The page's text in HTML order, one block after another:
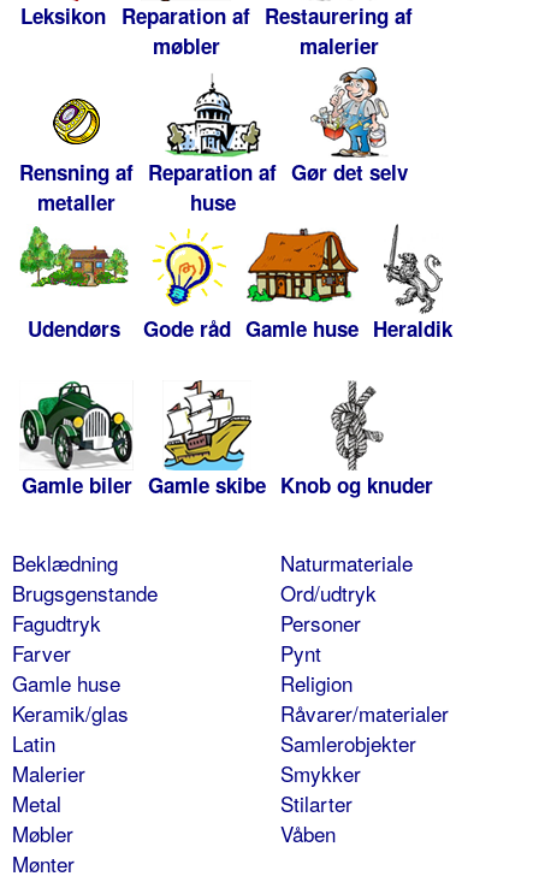
Leksikon Reparation af
møbler
Restaurering af
malerier
Rensning af
metaller
Reparation af
huse
Gør det selv
Udendørs Gode råd Gamle huse Heraldik
Gamle biler Gamle skibe Knob og knuder
Beklædning
Brugsgenstande
Fagudtryk
Farver
Gamle huse
Keramik/glas
Latin
Malerier
Metal
Møbler
Mønter
Naturmateriale
Ord/udtryk
Personer
Pynt
Religion
Råvarer/materialer
Samlerobjekter
Smykker
Stilarter
Våben